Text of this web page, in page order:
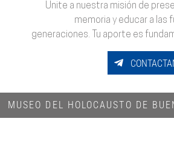
Unite a nuestra misión de
memoria y educar a las
generaciones. Tu aporte es
MUSEO DEL HOLOCAUSTO DE